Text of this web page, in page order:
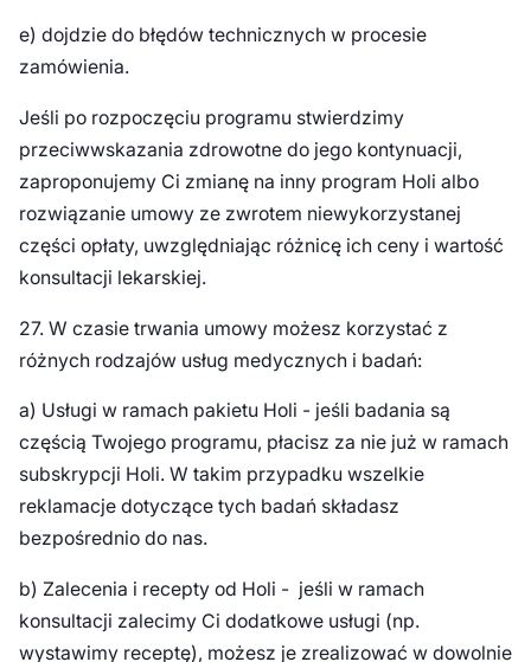
e) dojdzie do błędów technicznych w procesie
zamówienia.
Jeśli po rozpoczęciu programu stwierdzimy
przeciwwskazania zdrowotne do jego kontynuacji,
zaproponujemy Ci zmianę na inny program Holi albo
rozwiązanie umowy ze zwrotem niewykorzystanej
części opłaty, uwzględniając różnicę ich ceny i wartość
konsultacji lekarskiej.
27. W czasie trwania umowy możesz korzystać z
różnych rodzajów usług medycznych i badań:
a) Usługi w ramach pakietu Holi - jeśli badania są
częścią Twojego programu, płacisz za nie już w ramach
subskrypcji Holi. W takim przypadku wszelkie
reklamacje dotyczące tych badań składasz
bezpośrednio do nas.
b) Zalecenia i recepty od Holi - jeśli w ramach
konsultacji zalecimy Ci dodatkowe usługi (np.
wystawimy receptę), możesz je zrealizować w dowolnie